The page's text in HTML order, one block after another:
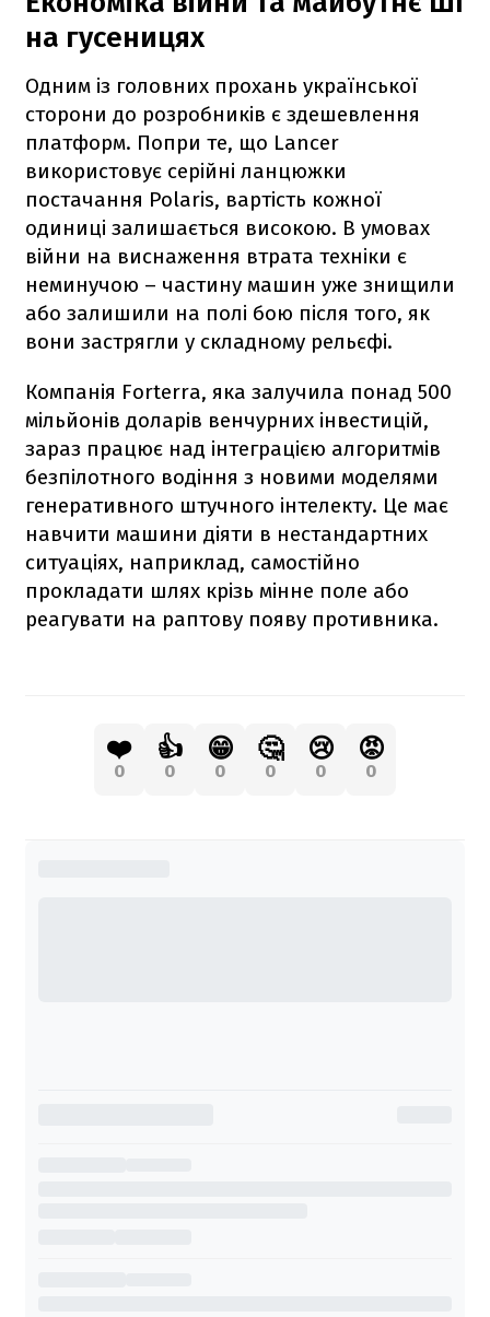
на гусеницях
Одним із головних прохань української
сторони до розробників є здешевлення
платформ. Попри те, що Lancer
використовує серійні ланцюжки
постачання Polaris, вартість кожної
одиниці залишається високою. В умовах
війни на виснаження втрата техніки є
неминучою – частину машин уже знищили
або залишили на полі бою після того, як
вони застрягли у складному рельєфі.
Компанія Forterra, яка залучила понад 500
мільйонів доларів венчурних інвестицій,
зараз працює над інтеграцією алгоритмів
безпілотного водіння з новими моделями
генеративного штучного інтелекту. Це має
навчити машини діяти в нестандартних
ситуаціях, наприклад, самостійно
прокладати шлях крізь мінне поле або
реагувати на раптову появу противника.
❤️
0
👍
0
😁
0
🤔
0
😢
0
😡
0